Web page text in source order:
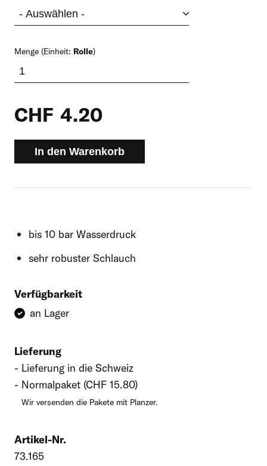
Menge (Einheit: Rolle)
CHF 4.20
In den Warenkorb
bis 10 bar Wasserdruck
sehr robuster Schlauch
Verfügbarkeit
an Lager
Lieferung
Lieferung in die Schweiz
Normalpaket (CHF 15.80)
Wir versenden die Pakete mit Planzer.
Artikel-Nr.
73.165